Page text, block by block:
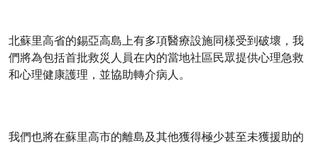
北蘇里高省的錫亞高島上有多項醫療設施同樣受到破壞，我
們將為包括首批救災人員在內的當地社區民眾提供心理急救
和心理健康護理，並協助轉介病人。
我們也將在蘇里高市的離島及其他獲得極少甚至未獲援助的